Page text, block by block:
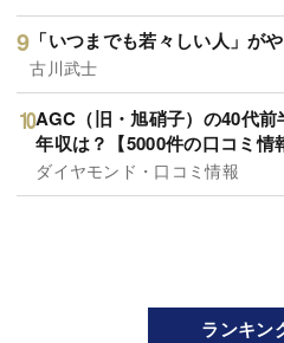
「いつまでも若々しい人」が
古川武士
AGC（旧・旭硝子）の40代
年収は？【5000件の口コミ情
ダイヤモンド・口コミ情報
ランキン